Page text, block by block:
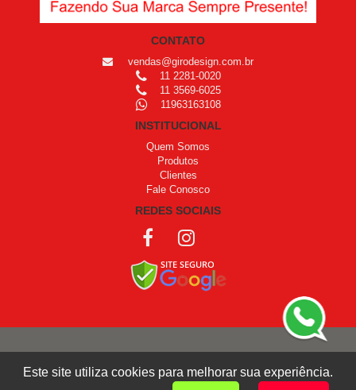
CONTATO
vendas@girodesign.com.br
11 2281-0020
11 3569-6025
11963163108
INSTITUCIONAL
Quem Somos
Produtos
Clientes
Fale Conosco
REDES SOCIAIS
Giro Design
Este site utiliza cookies para melhorar sua experiência.